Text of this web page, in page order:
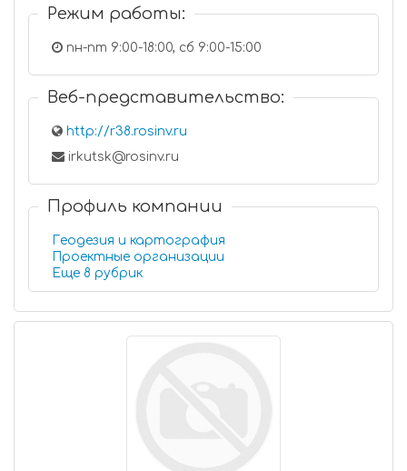
Режим работы:
пн-пт 9:00-18:00, сб 9:00-15:00
Веб-представительство:
http://r38.rosinv.ru
irkutsk@rosinv.ru
Профиль компании
Геодезия и картография
Проектные организации
Еще 8 рубрик